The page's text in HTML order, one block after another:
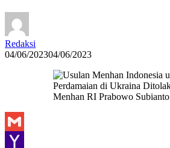
Redaksi
04/06/202304/06/2023
Menhan RI Prabowo Subianto
Gmail